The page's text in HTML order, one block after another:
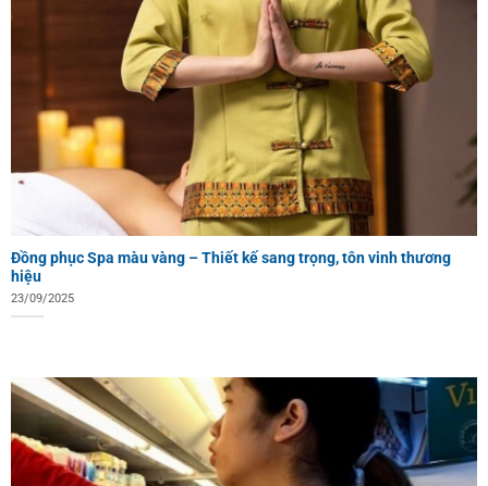
Đồng phục Spa màu vàng – Thiết kế sang trọng, tôn vinh thương
hiệu
23/09/2025